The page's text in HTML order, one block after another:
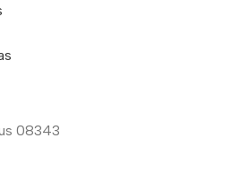
08343